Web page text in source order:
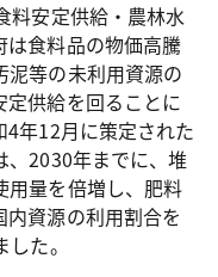
料安定供給・農林水
は食料品の物価高騰
泥等の未利用資源の
供給を回ることに
年12月に策定された
、2030年までに、堆
用量を倍増し、肥料
資源の利用割合を
た。